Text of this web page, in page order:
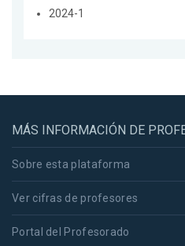
2024-1
MÁS INFORMACIÓN DE
Sobre esta plataforma
Ver cifras de profesores
Portal del Profesorado